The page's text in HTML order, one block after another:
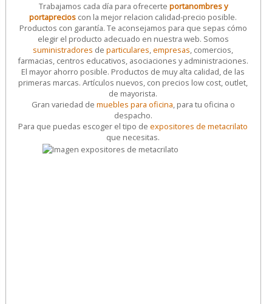
Trabajamos cada día para ofrecerte portanombres y
portaprecios con la mejor relacion calidad-precio posible.
Productos con garantía. Te aconsejamos para que sepas cómo
elegir el producto adecuado en nuestra web. Somos
suministradores departiculares,empresas, comercios,
farmacias, centros educativos, asociaciones y administraciones.
El mayor ahorro posible. Productos de muy alta calidad, de las
primeras marcas. Artículos nuevos, con precios low cost, outlet,
de mayorista.
Gran variedad de muebles para oficina, para tu oficina o
despacho.
Para que puedas escoger el tipo deexpositores de metacrilato
que necesitas.